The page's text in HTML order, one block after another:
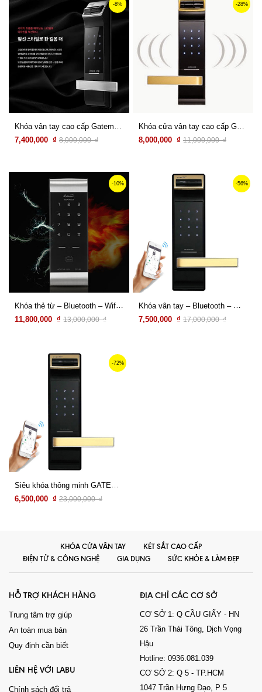
-8%
7,400,000 ₫ 8,000,000 ₫
-28%
8,000,000 ₫ 11,000,000 ₫
-10%
11,800,000 ₫ 13,000,000 ₫
-56%
7,500,000 ₫ 17,000,000 ₫
-72%
6,500,000 ₫ 23,000,000 ₫
KHÓA CỬA VÂN TAY
KÉT SẮT CAO CẤP
ĐIỆN TỬ & CÔNG NGHỆ
GIA DỤNG SỨC KHỎE & LÀM ĐẸP
HỖ TRỢ KHÁCH HÀNG
Trung tâm trợ giúp
An toàn mua bán
Quy định cần biết
LIÊN HỆ VỚI LABU
Chính sách đổi trả
ĐỊA CHỈ CÁC CƠ SỞ
CƠ SỞ 1: Q CẦU GIẤY - HN
26 Trần Thái Tông, Dịch Vọng
Hậu
Hotline: 0936.081.039
CƠ SỞ 2: Q 5 - TP.HCM
1047 Trần Hưng Đạo, P 5